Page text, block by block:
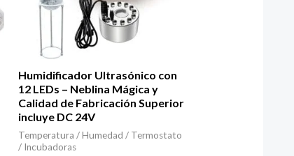
Humidificador Ultrasónico con
12 LEDs – Neblina Mágica y
Calidad de Fabricación Superior
incluye DC 24V
Temperatura / Humedad / Termostato
/ Incubadoras